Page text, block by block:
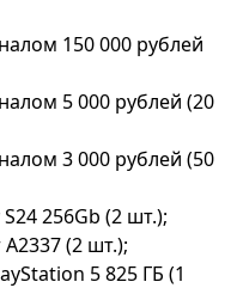
150 000 рублей
5 000 рублей (20
3 000 рублей (50
256Gb (2 шт.);
(2 шт.);
5 825 ГБ (1